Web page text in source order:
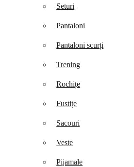
Seturi
Pantaloni
Pantaloni scurți
Trening
Rochițe
Fustițe
Sacouri
Veste
Pijamale